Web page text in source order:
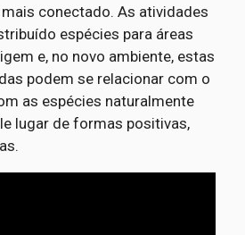
conectado. As atividades
espécies para áreas
e, no novo ambiente, estas
podem se relacionar com o
as espécies naturalmente
lugar de formas positivas,